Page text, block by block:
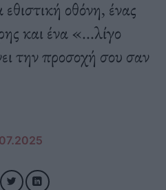
οθόνη, ένας
και ένα «...λίγο
την προσοχή σου σαν